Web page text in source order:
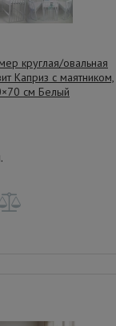
круглая/овальная
Каприз с маятником,
см Белый